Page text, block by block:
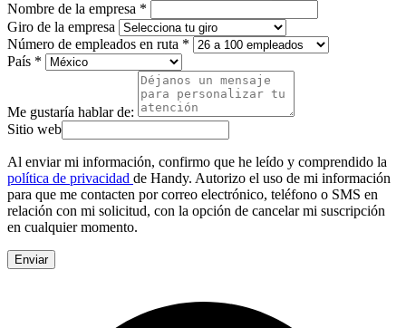
Nombre de la empresa *
Giro de la empresa
Número de empleados en ruta *
País *
Me gustaría hablar de:
Sitio web
Al enviar mi información, confirmo que he leído y comprendido la
política de privacidad de Handy. Autorizo el uso de mi información
para que me contacten por correo electrónico, teléfono o SMS en
relación con mi solicitud, con la opción de cancelar mi suscripción
en cualquier momento.
Enviar